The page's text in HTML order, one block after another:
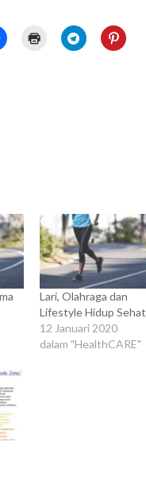
Lari, Olahraga dan
Lifestyle Hidup Sehat
12 Januari 2020
dalam "HealthCARE"